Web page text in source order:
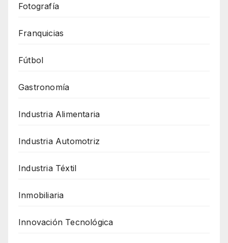
Fotografía
Franquicias
Fútbol
Gastronomía
Industria Alimentaria
Industria Automotriz
Industria Téxtil
Inmobiliaria
Innovación Tecnológica